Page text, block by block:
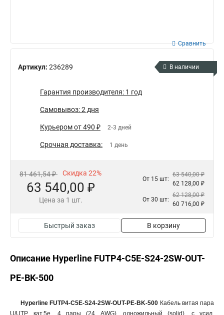
Артикул: 236289
Сравнить
В наличии
Гарантия производителя: 1 год
Самовывоз: 2 дня
Курьером от 490 ₽ 2-3 дней
Срочная доставка: 1 день
81 461,54 ₽ Скидка 22%
63 540,00 ₽
Цена за 1 шт.
От 15 шт:
63 540,00 ₽
62 128,00 ₽
От 30 шт:
62 128,00 ₽
60 716,00 ₽
Быстрый заказ В корзину
Описание Hyperline FUTP4-C5E-S24-2SW-OUT-
PE-BK-500
Hyperline FUTP4-C5E-S24-2SW-OUT-PE-BK-500 Кабель витая пара
U/UTP, кат.5e, 4 пары (24 AWG), одножильный (solid), с усил.